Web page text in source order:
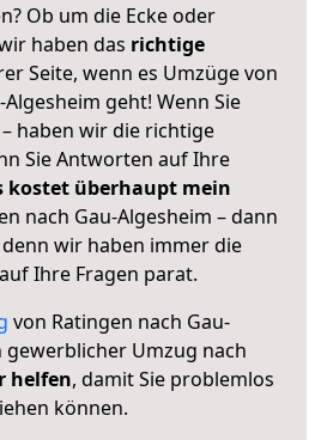
Ob um die Ecke oder
haben das richtige
Seite, wenn es Umzüge von
geht! Wenn Sie
haben wir die richtige
Sie Antworten auf Ihre
kostet überhaupt mein
nach Gau-Algesheim – dann
wir haben immer die
Ihre Fragen parat.
von Ratingen nach Gau-
gewerblicher Umzug nach
helfen, damit Sie problemlos
können.